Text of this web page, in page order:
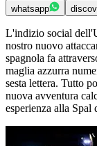
whatsapp
L'indizio social
nostro nuovo
spagnola fa
maglia azzurra
sesta lettera. Tutto
nuova avventura
esperienza alla Spal